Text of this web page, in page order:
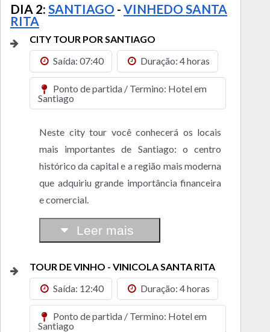
DIA 2: SANTIAGO - VINHEDO SANTA
RITA
CITY TOUR POR SANTIAGO
Saída: 07:40
Duração: 4 horas
Ponto de partida / Termino: Hotel em
Santiago
Neste city tour você conhecerá os locais
mais importantes de Santiago: o centro
histórico da capital e a região mais moderna
que adquiriu grande importância financeira
e comercial.
Leer mais
TOUR DE VINHO - VINICOLA SANTA RITA
Saída: 12:40
Duração: 4 horas
Ponto de partida / Termino: Hotel em
Santiago